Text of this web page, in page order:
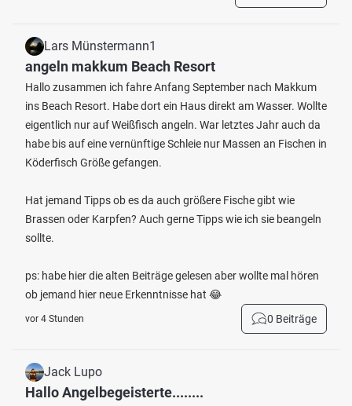
Lars Münstermann1
angeln makkum Beach Resort
Hallo zusammen ich fahre Anfang September nach Makkum
ins Beach Resort. Habe dort ein Haus direkt am Wasser. Wollte
eigentlich nur auf Weißfisch angeln. War letztes Jahr auch da
habe bis auf eine vernünftige Schleie nur Massen an Fischen in
Köderfisch Größe gefangen.
Hat jemand Tipps ob es da auch größere Fische gibt wie
Brassen oder Karpfen? Auch gerne Tipps wie ich sie beangeln
sollte.
ps: habe hier die alten Beiträge gelesen aber wollte mal hören
ob jemand hier neue Erkenntnisse hat 😂
vor 4 Stunden 0 Beiträge
Jack Lupo
Hallo Angelbegeisterte........